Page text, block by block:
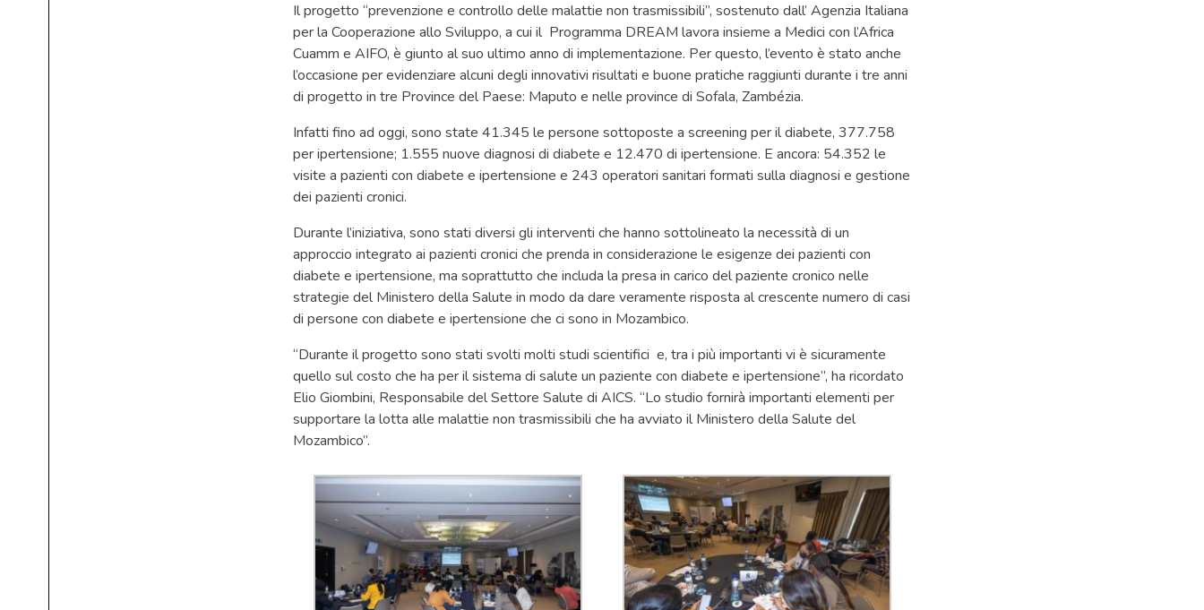
Il progetto “prevenzione e controllo delle malattie non trasmissibili”, sostenuto dall’ Agenzia Italiana
per la Cooperazione allo Sviluppo, a cui il Programma DREAM lavora insieme a Medici con l’Africa
Cuamm e AIFO, è giunto al suo ultimo anno di implementazione. Per questo, l’evento è stato anche
l’occasione per evidenziare alcuni degli innovativi risultati e buone pratiche raggiunti durante i tre anni
di progetto in tre Province del Paese: Maputo e nelle province di Sofala, Zambézia.
Infatti fino ad oggi, sono state 41.345 le persone sottoposte a screening per il diabete, 377.758
per ipertensione; 1.555 nuove diagnosi di diabete e 12.470 di ipertensione. E ancora: 54.352 le
visite a pazienti con diabete e ipertensione e 243 operatori sanitari formati sulla diagnosi e gestione
dei pazienti cronici.
Durante l’iniziativa, sono stati diversi gli interventi che hanno sottolineato la necessità di un
approccio integrato ai pazienti cronici che prenda in considerazione le esigenze dei pazienti con
diabete e ipertensione, ma soprattutto che includa la presa in carico del paziente cronico nelle
strategie del Ministero della Salute in modo da dare veramente risposta al crescente numero di casi
di persone con diabete e ipertensione che ci sono in Mozambico.
“Durante il progetto sono stati svolti molti studi scientifici e, tra i più importanti vi è sicuramente
quello sul costo che ha per il sistema di salute un paziente con diabete e ipertensione”, ha ricordato
Elio Giombini, Responsabile del Settore Salute di AICS. “Lo studio fornirà importanti elementi per
supportare la lotta alle malattie non trasmissibili che ha avviato il Ministero della Salute del
Mozambico”.